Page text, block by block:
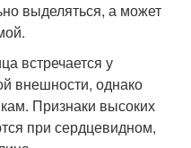
выделяться, а может
встречается у
внешности, однако
Признаки высоких
при сердцевидном,